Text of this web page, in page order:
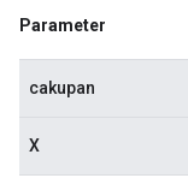
Parameter
cakupan
X